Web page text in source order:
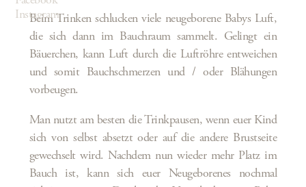
Instagram
Beim Trinken schlucken viele neugeborene Babys Luft,
die sich dann im Bauchraum sammelt. Gelingt ein
Bäuerchen, kann Luft durch die Luftröhre entweichen
und somit Bauchschmerzen und / oder Blähungen
vorbeugen.
Man nutzt am besten die Trinkpausen, wenn euer Kind
sich von selbst absetzt oder auf die andere Brustseite
gewechselt wird. Nachdem nun wieder mehr Platz im
Bauch ist, kann sich euer Neugeborenes nochmal